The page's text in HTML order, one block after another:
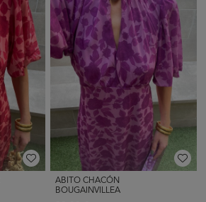
ABITO CHACÓN
BOUGAINVILLEA